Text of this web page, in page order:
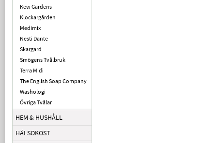
Kew Gardens
Klockargården
Medimix
Nesti Dante
Skargard
Smögens Tvålbruk
Terra Midi
The English Soap Company
Washologi
Övriga Tvålar
HEM & HUSHÅLL
HÄLSOKOST